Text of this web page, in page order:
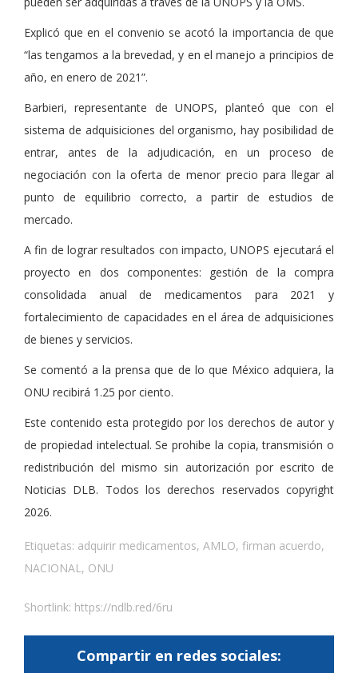
Explicó que en el convenio se acotó la importancia de que
las tengamos a la brevedad, y en el manejo a principios de
año, en enero de 2021 .
Barbieri, representante de UNOPS, planteó que con el
sistema de adquisiciones del organismo, hay posibilidad de
entrar, antes de la adjudicación, en un proceso de
negociación con la oferta de menor precio para llegar al
punto de equilibrio correcto, a partir de estudios de
mercado.
A fin de lograr resultados con impacto, UNOPS ejecutará el
proyecto en dos componentes: gestión de la compra
consolidada anual de medicamentos para 2021 y
fortalecimiento de capacidades en el área de adquisiciones
de bienes y servicios.
Se comentó a la prensa que de lo que México adquiera, la
ONU recibirá 1.25 por ciento.
Este contenido esta protegido por los derechos de autor y
de propiedad intelectual. Se prohibe la copia, transmisión o
redistribución del mismo sin autorización por escrito de
Noticias DLB. Todos los derechos reservados copyright
2026.
Etiquetas: adquirir medicamentos, AMLO, firman acuerdo,
NACIONAL, ONU
Shortlink: https://ndlb.red/6ru
Compartir en redes sociales: